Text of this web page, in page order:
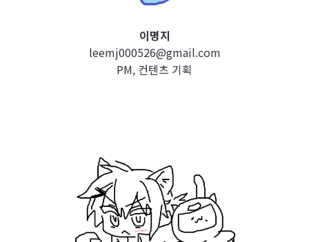
이명지
leemj000526@gmail.com
PM, 컨텐츠 기획